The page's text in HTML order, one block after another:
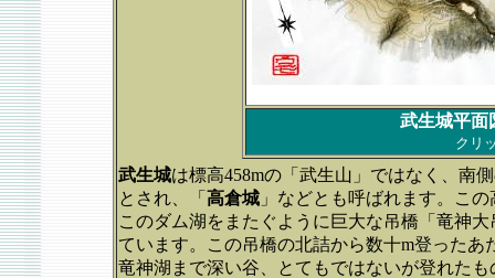
武生城平面
クリ
武生城は標高458mの「武生山」ではなく、南
とされ、「 高倉城 」などとも呼ばれます。こ
このダム湖をまたぐように巨大な吊橋「竜神
ています。この吊橋の北詰から数十m登った
竜神湖まで深い谷、とてもではないが登れた